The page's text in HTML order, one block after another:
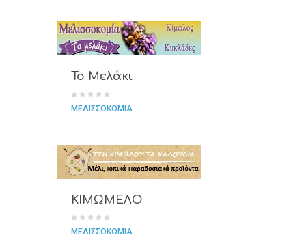
Το Μελάκι
ΜΕΛΙΣΣΟΚΟΜΙΑ
ΚΙΜΩΜΕΛΟ
ΜΕΛΙΣΣΟΚΟΜΙΑ